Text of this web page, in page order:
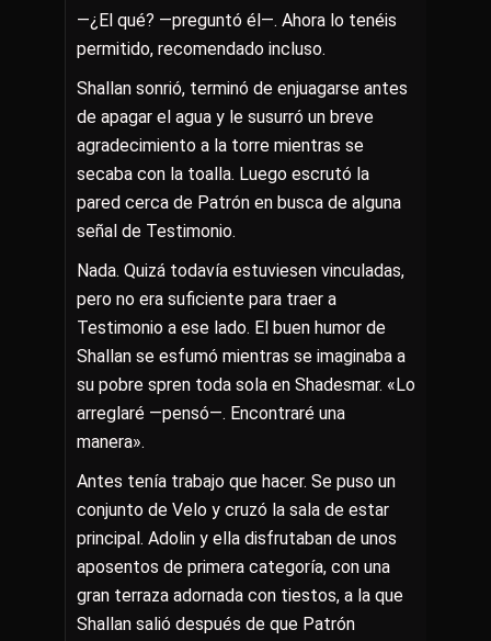
—¿El qué? —preguntó él—. Ahora lo tenéis
permitido, recomendado incluso.
Shallan sonrió, terminó de enjuagarse antes
de apagar el agua y le susurró un breve
agradecimiento a la torre mientras se
secaba con la toalla. Luego escrutó la
pared cerca de Patrón en busca de alguna
señal de Testimonio.
Nada. Quizá todavía estuviesen vinculadas,
pero no era suficiente para traer a
Testimonio a ese lado. El buen humor de
Shallan se esfumó mientras se imaginaba a
su pobre spren toda sola en Shadesmar. «Lo
arreglaré —pensó—. Encontraré una
manera».
Antes tenía trabajo que hacer. Se puso un
conjunto de Velo y cruzó la sala de estar
principal. Adolin y ella disfrutaban de unos
aposentos de primera categoría, con una
gran terraza adornada con tiestos, a la que
Shallan salió después de que Patrón